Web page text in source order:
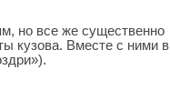
но все же существенно
кузова. Вместе с ними в